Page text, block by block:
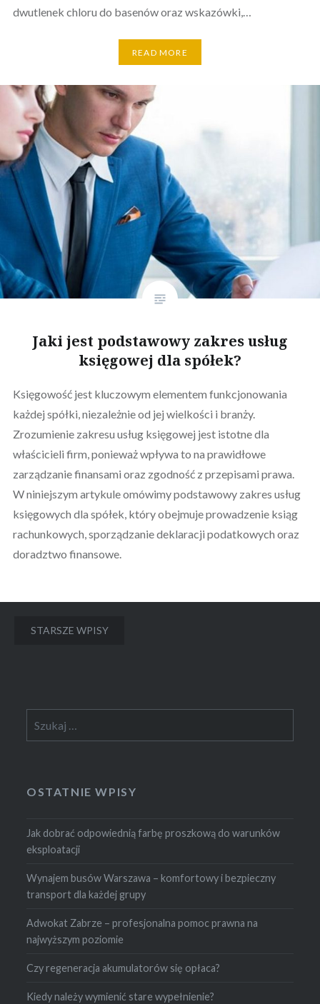
dwutlenek chloru do basenów oraz wskazówki,…
READ MORE
Jaki jest podstawowy zakres usług
księgowej dla spółek?
Księgowość jest kluczowym elementem funkcjonowania
każdej spółki, niezależnie od jej wielkości i branży.
Zrozumienie zakresu usług księgowej jest istotne dla
właścicieli firm, ponieważ wpływa to na prawidłowe
zarządzanie finansami oraz zgodność z przepisami prawa.
W niniejszym artykule omówimy podstawowy zakres usług
księgowych dla spółek, który obejmuje prowadzenie ksiąg
rachunkowych, sporządzanie deklaracji podatkowych oraz
doradztwo finansowe.
Nawigacja
STARSZE WPISY
OSTATNIE WPISY
Jak dobrać odpowiednią farbę proszkową do warunków
eksploatacji
Wynajem busów Warszawa – komfortowy i bezpieczny
transport dla każdej grupy
Adwokat Zabrze – profesjonalna pomoc prawna na
najwyższym poziomie
Czy regeneracja akumulatorów się opłaca?
Kiedy należy wymienić stare wypełnienie?